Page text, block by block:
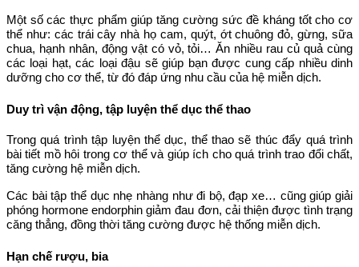
Một số các thực phẩm giúp tăng cường sức đề kháng tốt cho cơ
thể như: các trái cây nhà họ cam, quýt, ớt chuông đỏ, gừng, sữa
chua, hạnh nhân, động vật có vỏ, tỏi…Ăn nhiều rau củ quả cùng
các loại hạt, các loại đậu sẽ giúp bạn được cung cấp nhiều dinh
dưỡng cho cơ thể, từ đó đáp ứng nhu cầu của hệ miễn dịch.
Duy trì vận động, tập luyện thể dục thể thao
Trong quá trình tập luyện thể dục, thể thao sẽ thúc đẩy quá trình
bài tiết mồ hôi trong cơ thể và giúp ích cho quá trình trao đổi chất,
tăng cường hệ miễn dịch.
Các bài tập thể dục nhẹ nhàng như đi bộ, đạp xe… cũng giúp giải
phóng hormone endorphin giảm đau đơn, cải thiện được tình trạng
căng thẳng, đồng thời tăng cường được hệ thống miễn dịch.
Hạn chế rượu, bia